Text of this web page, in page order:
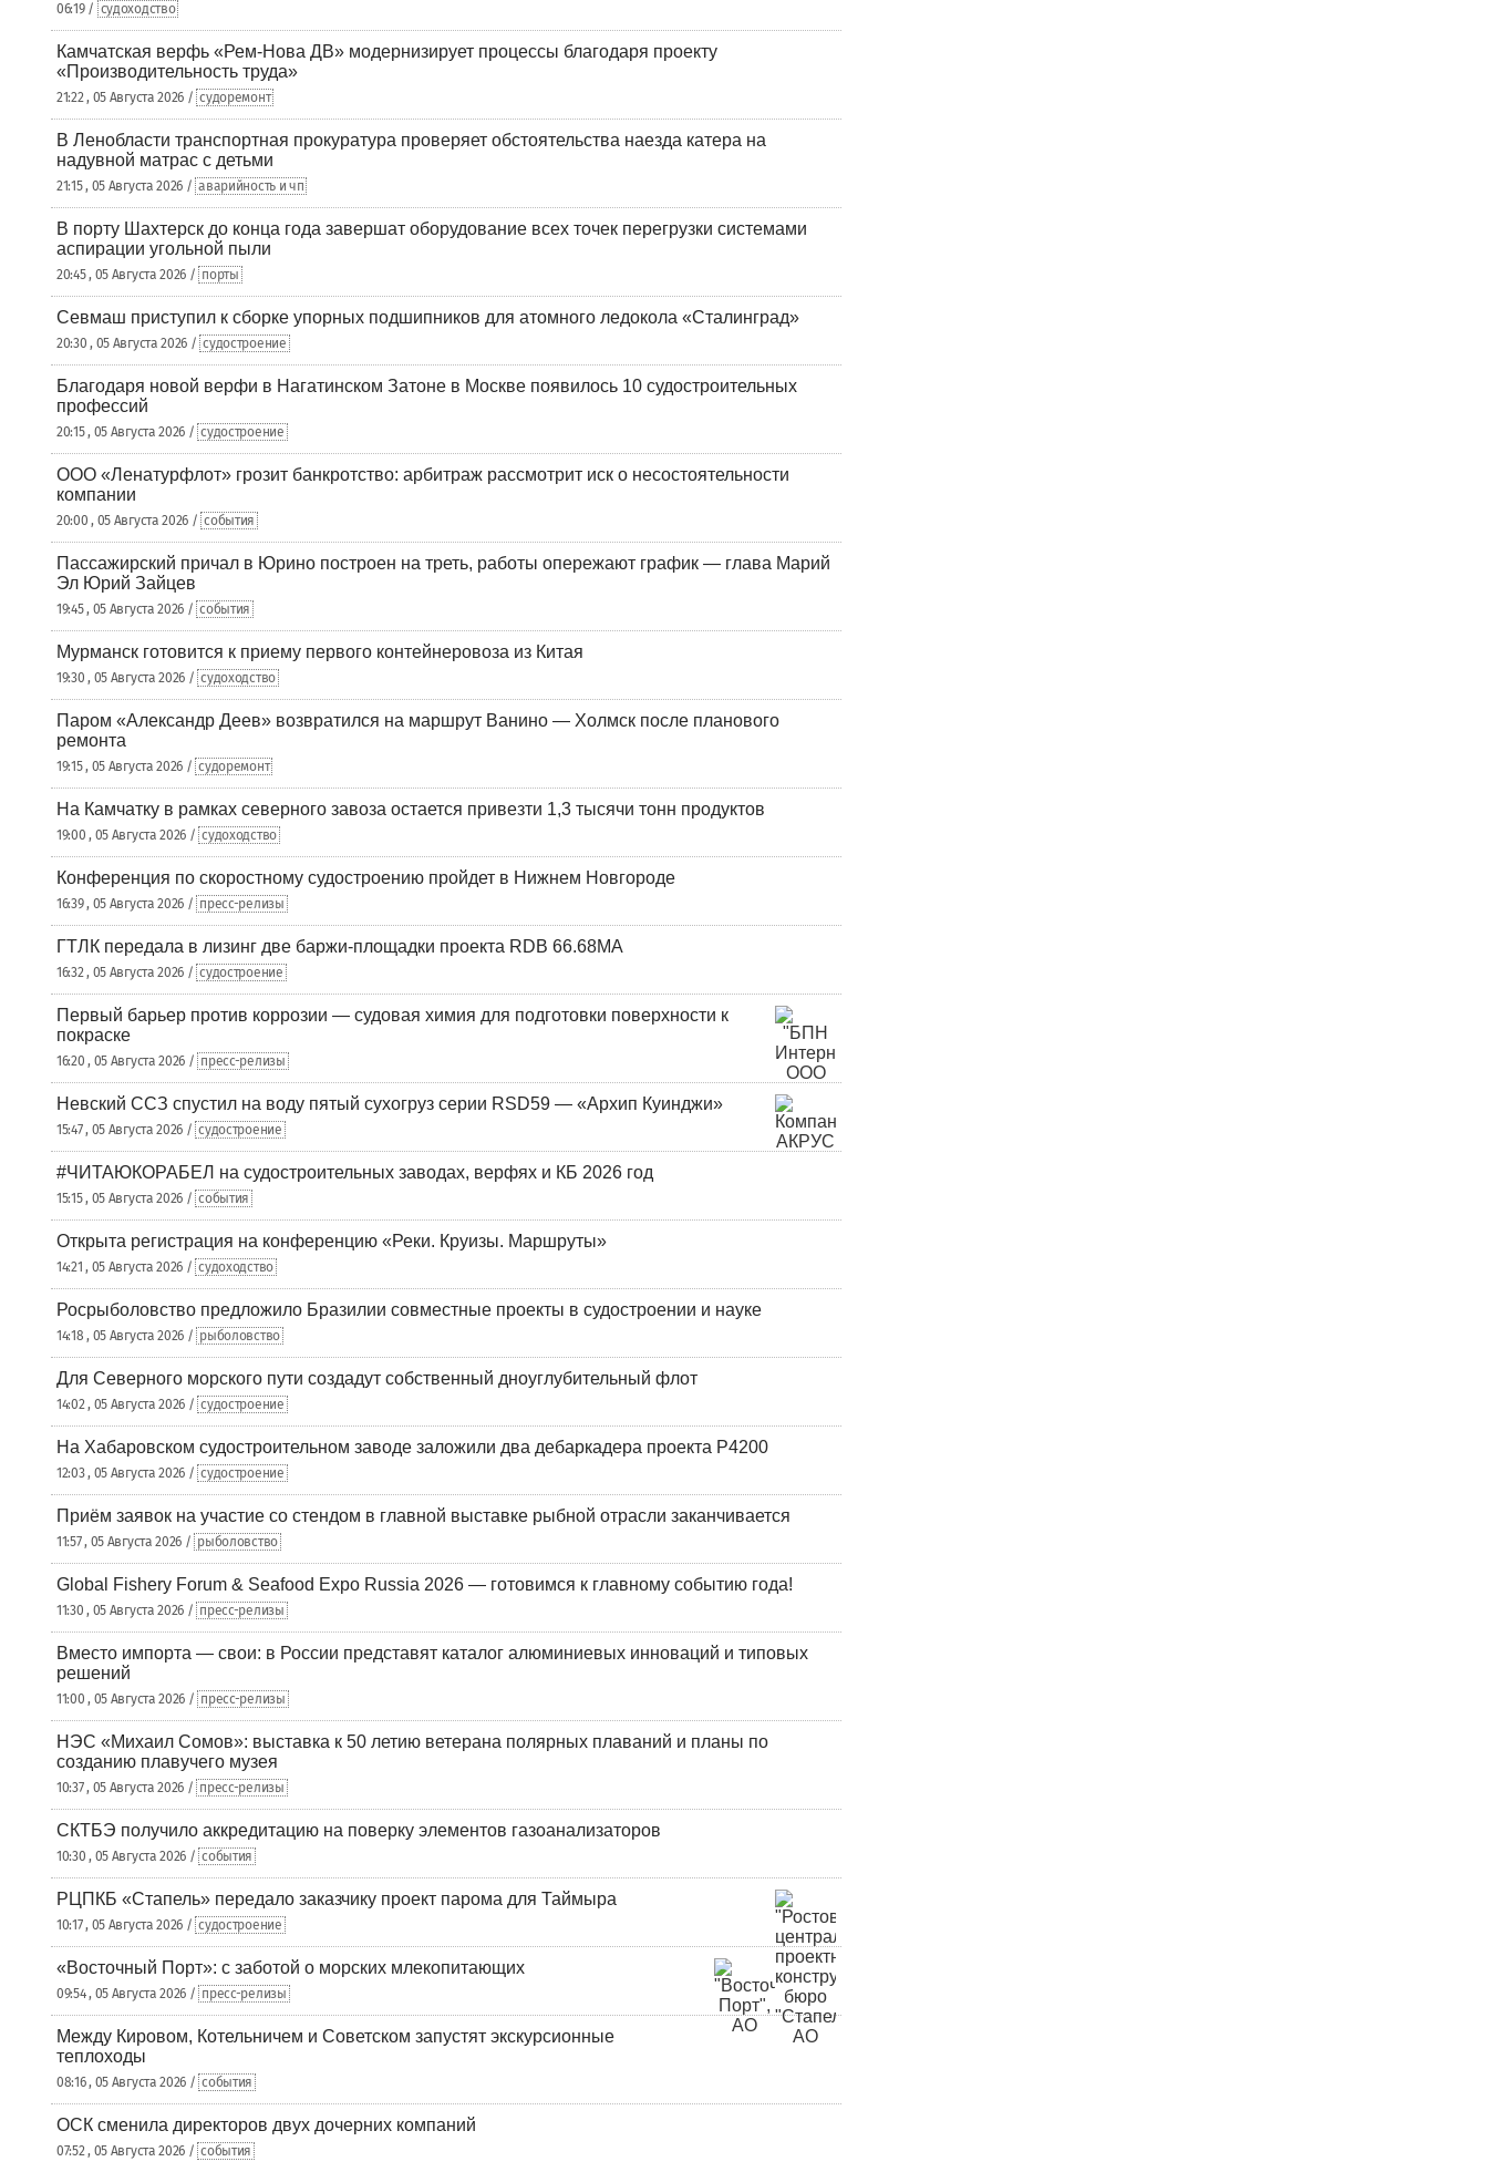
06:19 / судоходство
Камчатская верфь «Рем-Нова ДВ» модернизирует процессы благодаря проекту
«Производительность труда»
21:22 , 05 Августа 2026 / судоремонт
В Ленобласти транспортная прокуратура проверяет обстоятельства наезда катера на
надувной матрас с детьми
21:15 , 05 Августа 2026 / аварийность и чп
В порту Шахтерск до конца года завершат оборудование всех точек перегрузки системами
аспирации угольной пыли
20:45 , 05 Августа 2026 / порты
Севмаш приступил к сборке упорных подшипников для атомного ледокола «Сталинград»
20:30 , 05 Августа 2026 / судостроение
Благодаря новой верфи в Нагатинском Затоне в Москве появилось 10 судостроительных
профессий
20:15 , 05 Августа 2026 / судостроение
ООО «Ленатурфлот» грозит банкротство: арбитраж рассмотрит иск о несостоятельности
компании
20:00 , 05 Августа 2026 / события
Пассажирский причал в Юрино построен на треть, работы опережают график — глава Марий
Эл Юрий Зайцев
19:45 , 05 Августа 2026 / события
Мурманск готовится к приему первого контейнеровоза из Китая
19:30 , 05 Августа 2026 / судоходство
Паром «Александр Деев» возвратился на маршрут Ванино — Холмск после планового
ремонта
19:15 , 05 Августа 2026 / судоремонт
На Камчатку в рамках северного завоза остается привезти 1,3 тысячи тонн продуктов
19:00 , 05 Августа 2026 / судоходство
Конференция по скоростному судостроению пройдет в Нижнем Новгороде
16:39 , 05 Августа 2026 / пресс-релизы
ГТЛК передала в лизинг две баржи-площадки проекта RDB 66.68МА
16:32 , 05 Августа 2026 / судостроение
Первый барьер против коррозии — судовая химия для подготовки поверхности к
покраске
16:20 , 05 Августа 2026 / пресс-релизы
Невский ССЗ спустил на воду пятый сухогруз серии RSD59 — «Архип Куинджи»
15:47 , 05 Августа 2026 / судостроение
#ЧИТАЮКОРАБЕЛ на судостроительных заводах, верфях и КБ 2026 год
15:15 , 05 Августа 2026 / события
Открыта регистрация на конференцию «Реки. Круизы. Маршруты»
14:21 , 05 Августа 2026 / судоходство
Росрыболовство предложило Бразилии совместные проекты в судостроении и науке
14:18 , 05 Августа 2026 / рыболовство
Для Северного морского пути создадут собственный дноуглубительный флот
14:02 , 05 Августа 2026 / судостроение
На Хабаровском судостроительном заводе заложили два дебаркадера проекта Р4200
12:03 , 05 Августа 2026 / судостроение
Приём заявок на участие со стендом в главной выставке рыбной отрасли заканчивается
11:57 , 05 Августа 2026 / рыболовство
Global Fishery Forum & Seafood Expo Russia 2026 — готовимся к главному событию года!
11:30 , 05 Августа 2026 / пресс-релизы
Вместо импорта — свои: в России представят каталог алюминиевых инноваций и типовых
решений
11:00 , 05 Августа 2026 / пресс-релизы
НЭС «Михаил Сомов»: выставка к 50 летию ветерана полярных плаваний и планы по
созданию плавучего музея
10:37 , 05 Августа 2026 / пресс-релизы
СКТБЭ получило аккредитацию на поверку элементов газоанализаторов
10:30 , 05 Августа 2026 / события
РЦПКБ «Стапель» передало заказчику проект парома для Таймыра
10:17 , 05 Августа 2026 / судостроение
«Восточный Порт»: с заботой о морских млекопитающих
09:54 , 05 Августа 2026 / пресс-релизы
Между Кировом, Котельничем и Советском запустят экскурсионные
теплоходы
08:16 , 05 Августа 2026 / события
ОСК сменила директоров двух дочерних компаний
07:52 , 05 Августа 2026 / события